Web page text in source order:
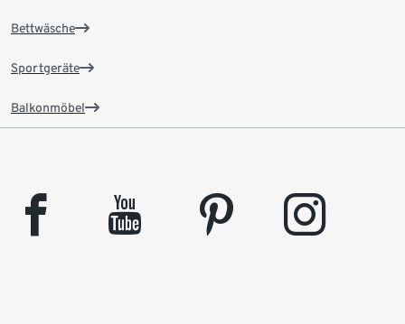
Bettwäsche
Sportgeräte
Balkonmöbel
facebook youtube pinterest instagram